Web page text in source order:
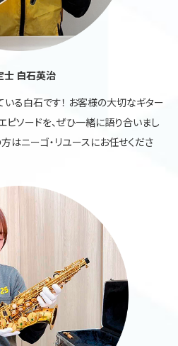
士 白石英治
る白石です！ お客様の大切なギター
ソードを、ぜひ一緒に語り合いまし
はニーゴ・リユースにお任せくださ